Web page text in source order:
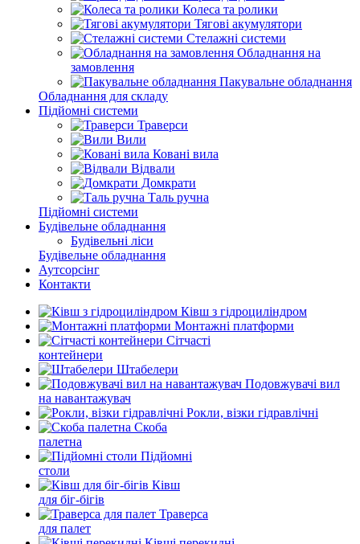
Колеса та ролики
Тягові акумулятори
Стелажні системи
Обладнання на
замовлення
Пакувальне обладнання
Обладнання для складу
Підйомні системи
Траверси
Вили
Ковані вила
Відвали
Домкрати
Таль ручна
Підйомні системи
Будівельне обладнання
Будівельні ліси
Будівельне обладнання
Аутсорсінг
Контакти
Ківш з гідроциліндром
Монтажні платформи
Сітчасті
контейнери
Штабелери
Подовжувачі вил
на навантажувач
Рокли, візки гідравлічні
Скоба
палетна
Підйомні
столи
Ківш
для біг-бігів
Траверса
для палет